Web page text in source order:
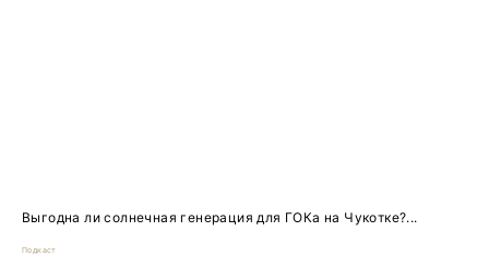
Выгодна ли солнечная генерация для ГОКа на Чукотке?...
Подкаст